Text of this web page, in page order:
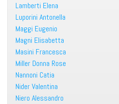
Lamberti Elena
Luporini Antonella
Maggi Eugenio
Magni Elisabetta
Masini Francesca
Miller Donna Rose
Nannoni Catia
Nider Valentina
Niero Alessandro